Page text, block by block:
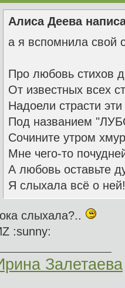
Алиса Деева
а я вспомнила свой
Про любовь стихов
От известных всех
Надоели страсти эти
Под названием
Сочините утром
Мне чего-то
А любовь оставьте
Я слыхала всё о ней!
слыхала?..
:sunny:
Залетаева